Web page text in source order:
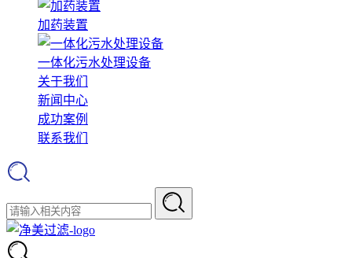
加药装置
一体化污水处理设备
关于我们
新闻中心
成功案例
联系我们